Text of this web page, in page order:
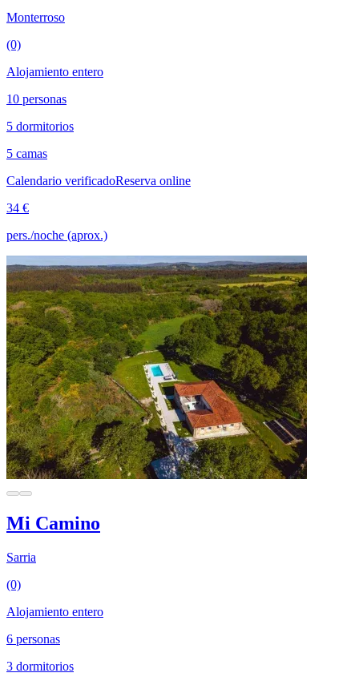
Monterroso
(0)
Alojamiento entero
10 personas
5 dormitorios
5 camas
Calendario verificadoReserva online
34 €
pers./noche (aprox.)
Mi Camino
Sarria
(0)
Alojamiento entero
6 personas
3 dormitorios